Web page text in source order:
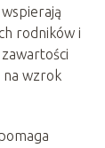
rodników i
na wzrok